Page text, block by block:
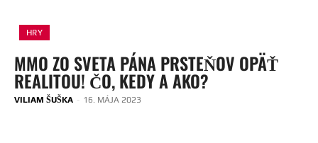
HRY
MMO ZO SVETA PÁNA PRSTEŇOV OPÄŤ
REALITOU! ČO, KEDY A AKO?
VILIAM ŠUŠKA - 16. MÁJA 2023